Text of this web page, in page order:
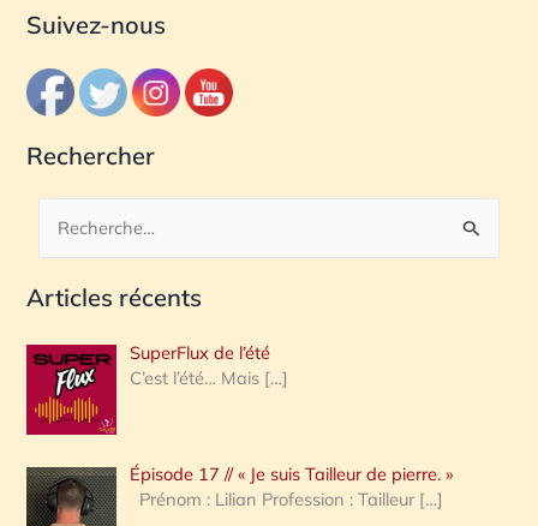
Suivez-nous
Rechercher
c
e
r
c
h
e
Articles récents
SuperFlux de l’été
C’est l’été… Mais […]
Épisode 17 // « Je suis Tailleur de pierre. »
Prénom : Lilian Profession : Tailleur […]